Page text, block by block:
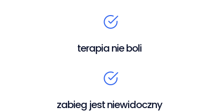
terapia nie boli
zabieg jest niewidoczny